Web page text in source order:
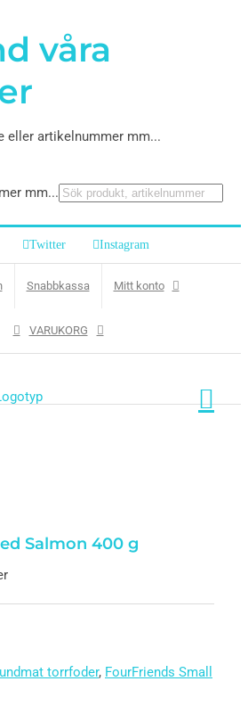
våra
eller artikelnummer mm...
mm...
Twitter Instagram
Snabbkassa Mitt konto
VARUKORG
Salmon 400 g
torrfoder, FourFriends Small